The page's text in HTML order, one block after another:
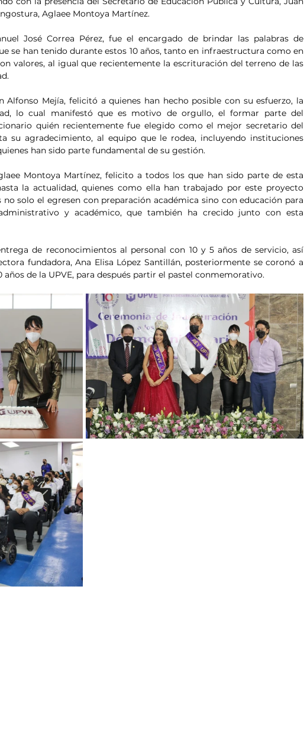
Aglaee Montoya Martínez.
José Correa Pérez, fue el encargado de brindar las palabras de
se han tenido durante estos 10 años, tanto en infraestructura como en
valores, al igual que recientemente la escrituración del terreno de las
Alfonso Mejía, felicitó a quienes han hecho posible con su esfuerzo, la
lo cual manifestó que es motivo de orgullo, el formar parte del
quién recientemente fue elegido como el mejor secretario del
su agradecimiento, al equipo que le rodea, incluyendo instituciones
han sido parte fundamental de su gestión.
Montoya Martínez, felicito a todos los que han sido parte de esta
la actualidad, quienes como ella han trabajado por este proyecto
solo el egresen con preparación académica sino con educación para
y académico, que también ha crecido junto con esta
de reconocimientos al personal con 10 y 5 años de servicio, así
fundadora, Ana Elisa López Santillán, posteriormente se coronó a
años de la UPVE, para después partir el pastel conmemorativo.